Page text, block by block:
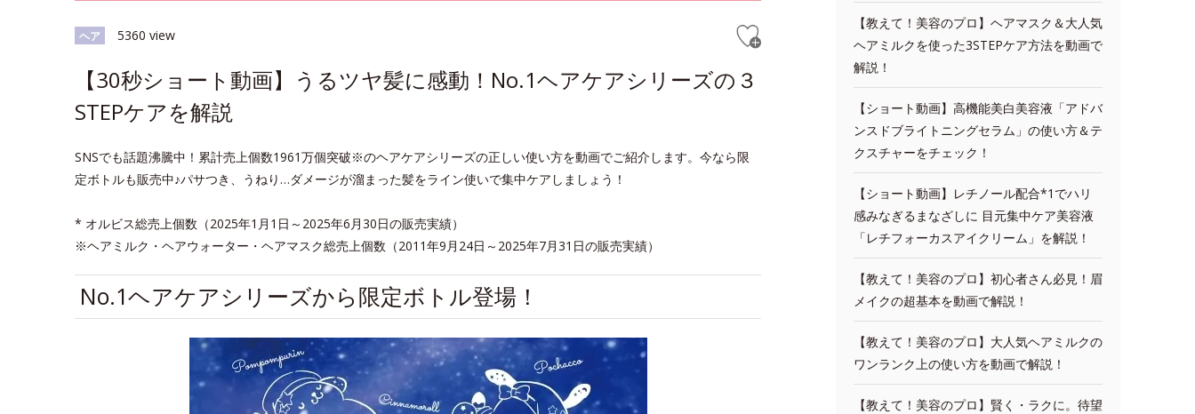
ヘア 5360 view
【30秒ショート動画】うるツヤ髪に感動！No.1ヘアケアシリーズの３
STEPケアを解説
SNSでも話題沸騰中！累計売上個数1961万個突破※のヘアケアシリーズの正しい使い方を動画でご紹介します。今なら限
定ボトルも販売中♪パサつき、うねり…ダメージが溜まった髪をライン使いで集中ケアしましょう！
* オルビス総売上個数（2025年1月1日～2025年6月30日の販売実績）
※ヘアミルク・ヘアウォーター・ヘアマスク総売上個数（2011年9月24日～2025年7月31日の販売実績）
No.1ヘアケアシリーズから限定ボトル登場！
【教えて！美容のプロ】ヘアマスク＆大人気
ヘアミルクを使った3STEPケア方法を動画で
解説！
【ショート動画】高機能美白美容液「アドバ
ンスドブライトニングセラム」の使い方＆テ
クスチャーをチェック！
【ショート動画】レチノール配合*1でハリ
感みなぎるまなざしに 目元集中ケア美容液
「レチフォーカスアイクリーム」を解説！
【教えて！美容のプロ】初心者さん必見！眉
メイクの超基本を動画で解説！
【教えて！美容のプロ】大人気ヘアミルクの
ワンランク上の使い方を動画で解説！
【教えて！美容のプロ】賢く・ラクに。待望